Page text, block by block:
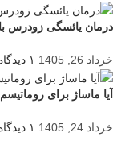
درمان یائسگی زودرس با صندلی
خرداد 26, 1405 ۱ دیدگاه
آیا ماساژ برای
خرداد 24, 1405 ۱ دیدگاه